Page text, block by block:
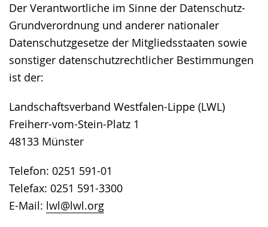
Der Verantwortliche im Sinne der Datenschutz-
Grundverordnung und anderer nationaler
Datenschutzgesetze der Mitgliedsstaaten sowie
sonstiger datenschutzrechtlicher Bestimmungen
ist der:
Landschaftsverband Westfalen-Lippe (LWL)
Freiherr-vom-Stein-Platz 1
48133 Münster
Telefon: 0251 591-01
Telefax: 0251 591-3300
E-Mail: lwl@lwl.org
Gebärdensprache
wird
angezeigt.